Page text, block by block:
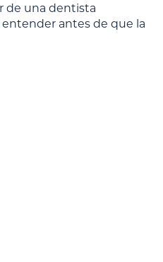
de una dentista
antes de que la